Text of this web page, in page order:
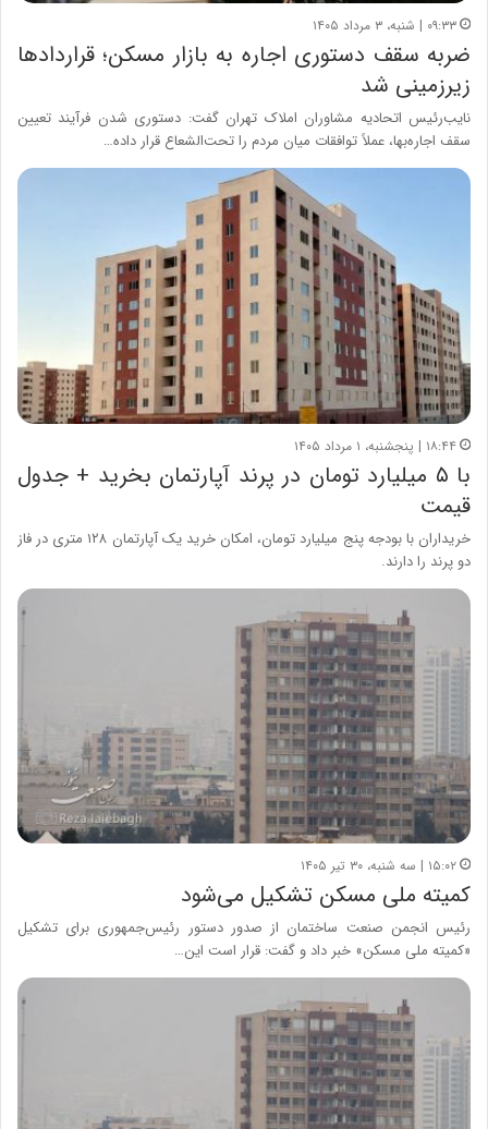
۰۹:۳۳ | شنبه، ۳ مرداد ۱۴۰۵
ضربه سقف دستوری اجاره به بازار مسکن؛ قراردادها
زیرزمینی شد
نایب‌رئیس اتحادیه مشاوران املاک تهران گفت: دستوری شدن فرآیند تعیین
سقف اجاره‌بها، عملاً توافقات میان مردم را تحت‌الشعاع قرار داده…
۱۸:۴۴ | پنجشنبه، ۱ مرداد ۱۴۰۵
با ۵ میلیارد تومان در پرند آپارتمان بخرید + جدول
قیمت
خریداران با بودجه پنج میلیارد تومان، امکان خرید یک آپارتمان ۱۲۸ متری در فاز
دو پرند را دارند.
۱۵:۰۲ | سه شنبه، ۳۰ تیر ۱۴۰۵
کمیته ملی مسکن تشکیل می‌شود
رئیس انجمن صنعت ساختمان از صدور دستور رئیس‌جمهوری برای تشکیل
«کمیته ملی مسکن» خبر داد و گفت: قرار است این…